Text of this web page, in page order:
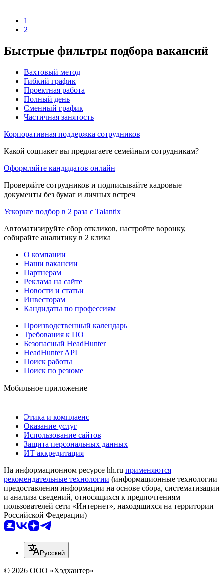
1
2
Быстрые фильтры подбора вакансий
Вахтовый метод
Гибкий график
Проектная работа
Полный день
Сменный график
Частичная занятость
Корпоративная поддержка сотрудников
Какой соцпакет вы предлагаете семейным сотрудникам?
Оформляйте кандидатов онлайн
Проверяйте сотрудников и подписывайте кадровые
документы без бумаг и личных встреч
Ускорьте подбор в 2 раза с Talantix
Автоматизируйте сбор откликов, настройте воронку,
собирайте аналитику в 2 клика
О компании
Наши вакансии
Партнерам
Реклама на сайте
Новости и статьи
Инвесторам
Кандидаты по профессиям
Производственный календарь
Требования к ПО
Безопасный HeadHunter
HeadHunter API
Поиск работы
Поиск по резюме
Мобильное приложение
Этика и комплаенс
Оказание услуг
Использование сайтов
Защита персональных данных
ИТ аккредитация
На информационном ресурсе hh.ru применяются
рекомендательные технологии (информационные технологии
предоставления информации на основе сбора, систематизации
и анализа сведений, относящихся к предпочтениям
пользователей сети «Интернет», находящихся на территории
Российской Федерации)
Русский
© 2026 ООО «Хэдхантер»